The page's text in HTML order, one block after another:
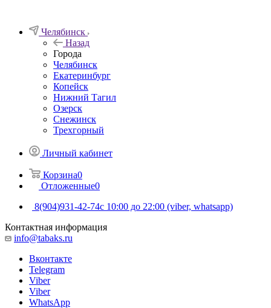
Челябинск
Назад
Города
Челябинск
Екатеринбург
Копейск
Нижний Тагил
Озерск
Снежинск
Трехгорный
Личный кабинет
Корзина0
Отложенные0
8(904)931-42-74с 10:00 до 22:00 (viber, whatsapp)
Контактная информация
info@tabaks.ru
Вконтакте
Telegram
Viber
Viber
WhatsApp